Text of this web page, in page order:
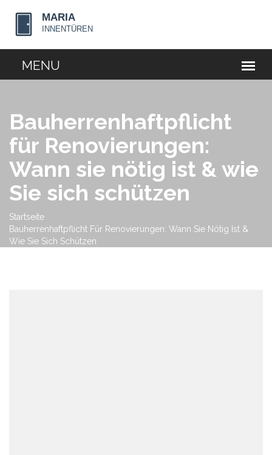
Bauherrenhaftpflicht
für Renovierungen:
Wann sie nötig ist & wie
Sie sich schützen
Startseite
Bauherrenhaftpflicht Für Renovierungen: Wann Sie Nötig Ist &
Wie Sie Sich Schützen